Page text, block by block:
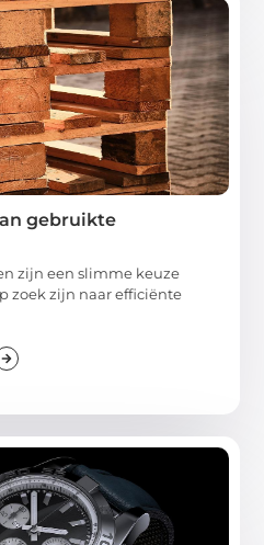
gebruikte
zijn een slimme keuze
zoek zijn naar efficiënte